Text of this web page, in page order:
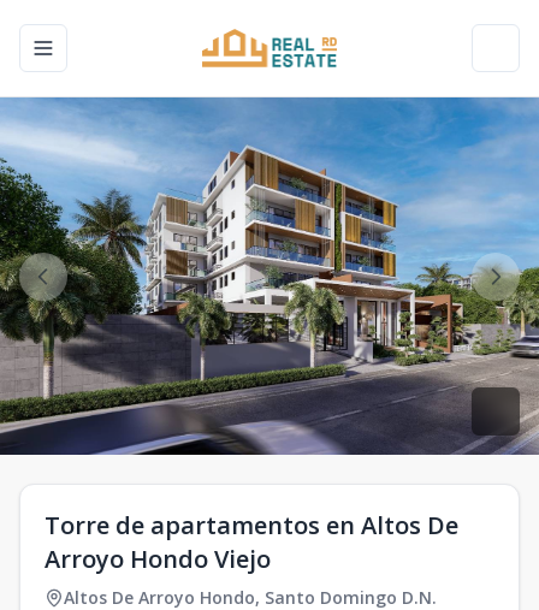
Toggle navigation menu
Torre de apartamentos en Altos De
Arroyo Hondo Viejo
Altos De Arroyo Hondo, Santo Domingo D.N.